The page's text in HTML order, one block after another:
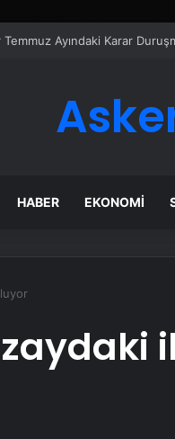
Ayındaki Karar
HABER EKONOMI